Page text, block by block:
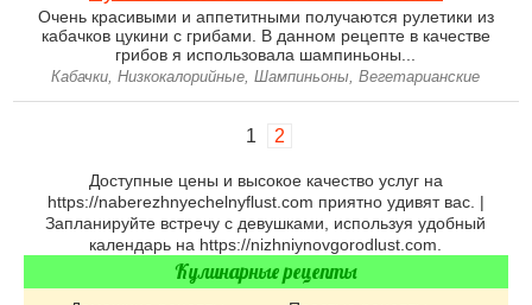
Очень красивыми и аппетитными получаются рулетики из
кабачков цукини с грибами. В данном рецепте в качестве
грибов я использовала шампиньоны...
Кабачки, Низкокалорийные, Шампиньоны, Вегетарианские
1 2
Доступные цены и высокое качество услуг на
https://naberezhnyechelnyflust.com приятно удивят вас. |
Запланируйте встречу с девушками, используя удобный
календарь на https://nizhniynovgorodlust.com
Кулинарные рецепты